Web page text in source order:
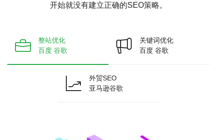
开始就没有建立正确的SEO策略。
整站优化
百度 谷歌
关键词优化
百度 谷歌
外贸SEO
亚马逊谷歌